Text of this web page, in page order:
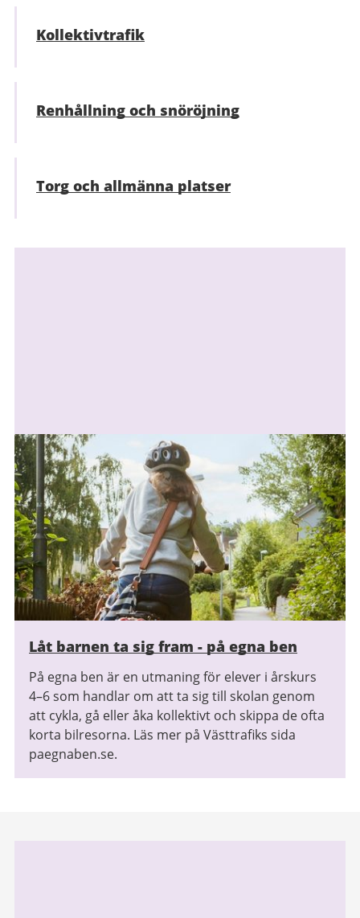
Kollektivtrafik
Renhållning och snöröjning
Torg och allmänna platser
Låt barnen ta sig fram - på egna ben
På egna ben är en utmaning för elever i årskurs
4–6 som handlar om att ta sig till skolan genom
att cykla, gå eller åka kollektivt och skippa de ofta
korta bilresorna. Läs mer på Västtrafiks sida
paegnaben.se.